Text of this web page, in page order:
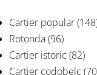
Cartier popular
Rotonda(96)
Cartier istoric (82)
Cartier codobelc